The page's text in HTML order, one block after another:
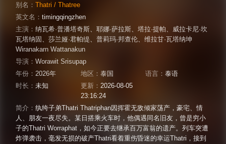
别名： Thatri / Thatree
英文名： timingqingzhen
主演： 纳瓦希·普潘塔奇斯、 耶娜·萨拉斯、 塔拉·提帕、 威拉卡尼·坎
瓦塔纳固 、 莎兰娅·君帕缇、 普莉玛·邦查伦、 维拉甘·瓦塔纳坤
Wiranakarn Wattanakun
导演： Worawit Srisupap
年份： 2026年 地区： 泰国 语言：泰语
时长： 未知 更新： 2026-08-05
23:16:24
简介： 纨绔子弟Thatri Thatriphan因挥霍无敌倾家荡产，豪宅、情
人、朋友一夜尽失。某日搭乘火车时，他偶遇同名旧友，曾是穷小
子的Thatri Worraphat，如今正要去继承百万富翁的遗产。列车突遭
炸弹袭击，毫发无损的破产Thatri看着重伤昏迷的幸运Thatri，接到